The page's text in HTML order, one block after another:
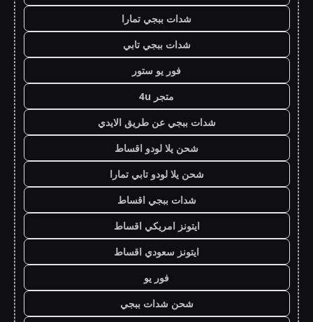
شدات ببجي تمارا
شدات ببجي تابي
فور يو ستور
متجر 4u
شدات ببجي عن طريق الايدي
شحن يلا لودو اقساط
شحن يلا لودو تابي تمارا
شدات ببجي اقساط
ايتونز امريكي اقساط
ايتونز سعودي اقساط
فور يو
شحن شدات ببجي